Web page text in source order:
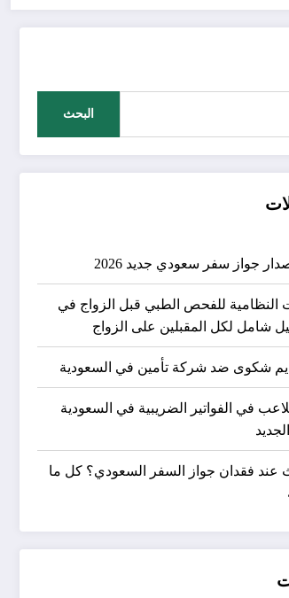
البحث
جواز سفر سعودي جديد 2026
النظامية للفحص الطبي قبل الزواج في
شامل لكل المقبلين على الزواج
شكوى ضد شركة تأمين في السعودية
في الفواتير الضريبية في السعودية
عند فقدان جواز السفر السعودي؟ كل ما